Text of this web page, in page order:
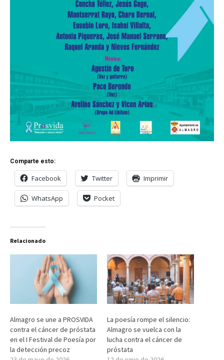
Comparte esto:
Facebook Twitter Imprimir
WhatsApp Pocket
Relacionado
Almagro se une a PROSVIDA
contra el cáncer de próstata
en el I Festival de Poesía por
la detección precoz
La poesía rompe el silencio:
Almagro se vuelca con la
lucha contra el cáncer de
próstata